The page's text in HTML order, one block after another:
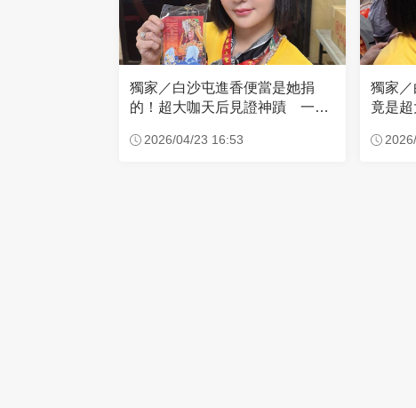
獨家／白沙屯進香便當是她捐
的！超大咖天后見證神蹟 一靠
2026/04/23 16:53
獨家／
竟是